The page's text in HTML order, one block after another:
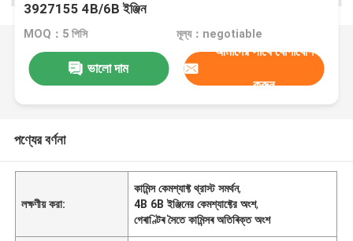
3927155 4B/6B ইঞ্জিন
MOQ：5 পিসি মূল্য：negotiable
ভালো দাম
আমাদের সাথে যোগাযোগ
করুন
পণ্যের বর্ণনা
লক্ষণীয় করা:
কামিন্স কেমশ্যাফ্ট থ্রাস্ট সমর্থন,
4B 6B ইঞ্জিনের কেমশ্যাফ্টের অংশ,
গেৰাণ্টিৰ সৈতে কামিন্সৰ অতিৰিক্ত অংশ